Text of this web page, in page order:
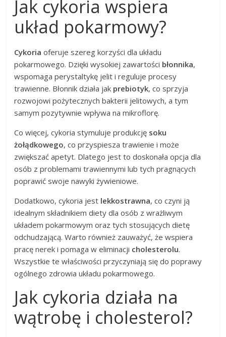
Jak cykoria wspiera
układ pokarmowy?
Cykoria oferuje szereg korzyści dla układu
pokarmowego. Dzięki wysokiej zawartości błonnika,
wspomaga perystaltykę jelit i reguluje procesy
trawienne. Błonnik działa jak prebiotyk, co sprzyja
rozwojowi pożytecznych bakterii jelitowych, a tym
samym pozytywnie wpływa na mikroflorę.
Co więcej, cykoria stymuluje produkcję soku
żołądkowego, co przyspiesza trawienie i może
zwiększać apetyt. Dlatego jest to doskonała opcja dla
osób z problemami trawiennymi lub tych pragnących
poprawić swoje nawyki żywieniowe.
Dodatkowo, cykoria jest lekkostrawna, co czyni ją
idealnym składnikiem diety dla osób z wrażliwym
układem pokarmowym oraz tych stosujących dietę
odchudzającą. Warto również zauważyć, że wspiera
pracę nerek i pomaga w eliminacji cholesterolu.
Wszystkie te właściwości przyczyniają się do poprawy
ogólnego zdrowia układu pokarmowego.
Jak cykoria działa na
wątrobę i cholesterol?